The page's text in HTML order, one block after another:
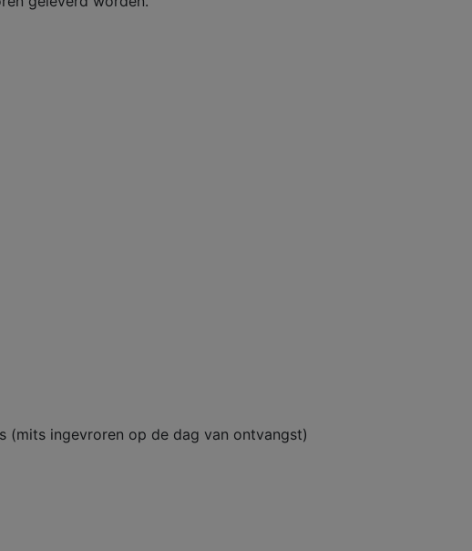
(mits ingevroren op de dag van ontvangst)